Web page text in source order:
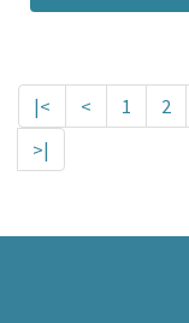
|< < 1 2
>|